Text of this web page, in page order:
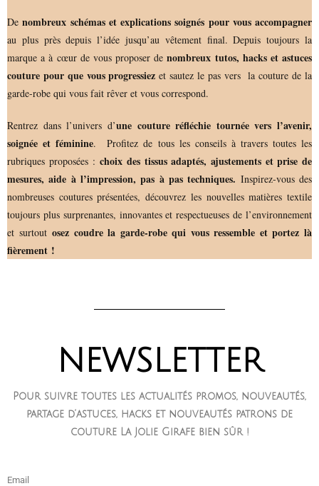
Denombreux schémas et explications soignés pour vous accompagner
au plus près depuis l’idée jusqu’au vêtement final. Depuis toujours la
marque a à cœur de vous proposer denombreux tutos, hacks et astuces
couture pour que vous progressiez et sautez le pas vers la couture de la
garde-robe qui vous fait rêver et vous correspond.
Rentrez dans l’univers d’une couture réfléchie tournée vers l’avenir,
soignée et féminine. Profitez de tous les conseils à travers toutes les
rubriques proposées :choix des tissus adaptés, ajustements et prise de
mesures, aide à l’impression, pas à pas techniques. Inspirez-vous des
nombreuses coutures présentées, découvrez les nouvelles matières textile
toujours plus surprenantes, innovantes et respectueuses de l’environnement
et surtoutosez coudre la garde-robe qui vous ressemble et portez là
fièrement !
NEWSLETTER
Pour suivre toutes les actualités promos, nouveautés,
partage d’astuces, hacks et nouveautés patrons de
couture La Jolie Girafe bien sûr !
Email